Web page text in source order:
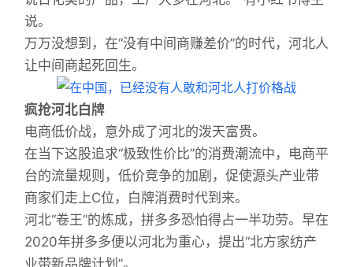
说。
万万没想到，在“没有中间商赚差价”的时代，河北人
让中间商起死回生。
疯抢河北白牌
电商低价战，意外成了河北的泼天富贵。
在当下这股追求“极致性价比”的消费潮流中，电商平
台的流量规则，低价竞争的加剧，促使源头产业带
商家们走上C位，白牌消费时代到来。
河北“卷王”的炼成，拼多多恐怕得占一半功劳。早在
2020年拼多多便以河北为重心，提出“北方家纺产